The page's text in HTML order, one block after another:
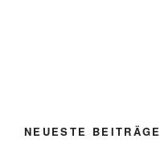
NEUESTE BEITRÄGE